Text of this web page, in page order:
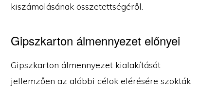
kiszámolásának összetettségéről.
Gipszkarton álmennyezet előnyei
Gipszkarton álmennyezet kialakítását
jellemzően az alábbi célok elérésére szokták